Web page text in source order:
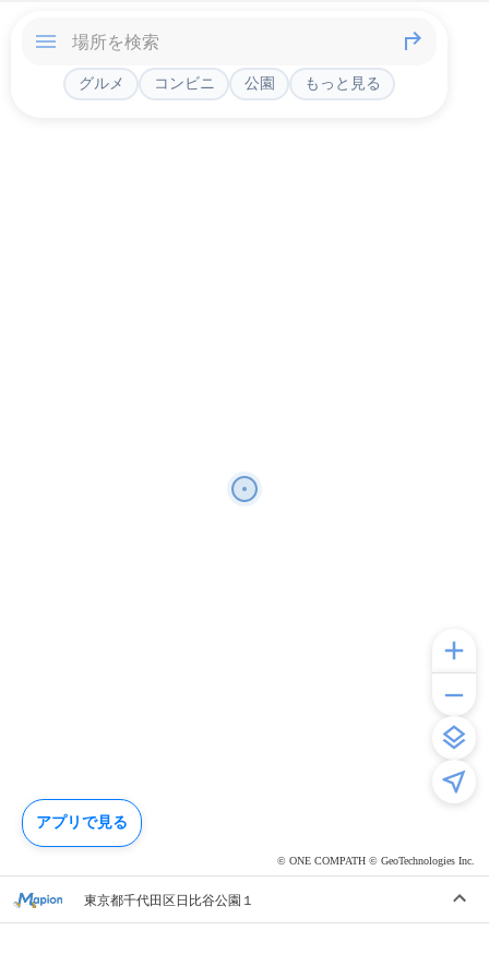
© ONE COMPATH © GeoTechnologies Inc.
グルメ コンビニ 公園 もっと見る
東京都千代田区日比谷公園１
アプリで見る